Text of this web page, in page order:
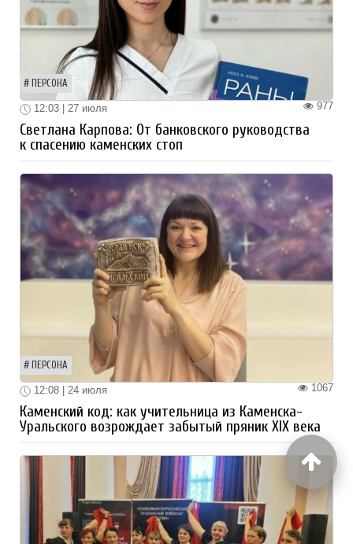
ПЕРСОНА
977
12:03 | 27 июля
Светлана Карпова: От банковского руководства
к спасению каменских стоп
ПЕРСОНА
1067
12:08 | 24 июля
Каменский код: как учительница из Каменска-
Уральского возрождает забытый пряник XIX века